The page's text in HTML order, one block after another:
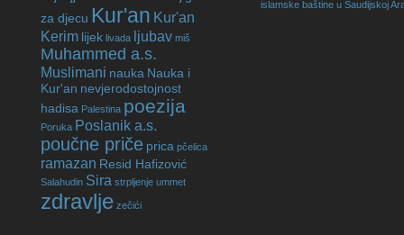
za djecu Kur'an Kur'an
Kerim lijek livada ljubav miš
Muhammed a.s.
Muslimani nauka Nauka i
Kur'an nevjerodostojnost
hadisa Palestina poezija
Poruka Poslanik a.s.
poučne priče prica pčelica
ramazan Resid Hafizović
Salahudin Sira strpljenje ummet
zdravlje zečići
islamske baštine u Saudijskoj